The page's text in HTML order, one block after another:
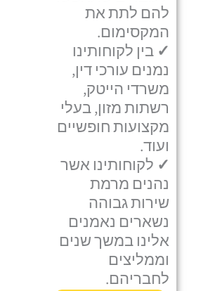
להם לתת את
המקסימום.
✓ בין לקוחותינו
נמנים עורכי דין,
משרדי הייטק,
רשתות מזון, בעלי
מקצועות חופשיים
ועוד.
✓ לקוחותינו אשר
נהנים מרמת
שירות גבוהה
נשארים נאמנים
אלינו במשך שנים
וממליצים
לחבריהם.